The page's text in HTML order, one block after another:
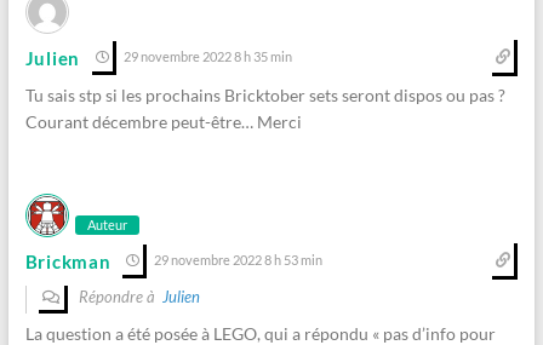
Julien 29 novembre 2022 8 h 35 min
Tu sais stp si les prochains Bricktober sets seront dispos ou pas ?
Courant décembre peut-être… Merci
Auteur
Brickman 29 novembre 2022 8 h 53 min
Répondre à Julien
La question a été posée à LEGO, qui a répondu « pas d’info pour